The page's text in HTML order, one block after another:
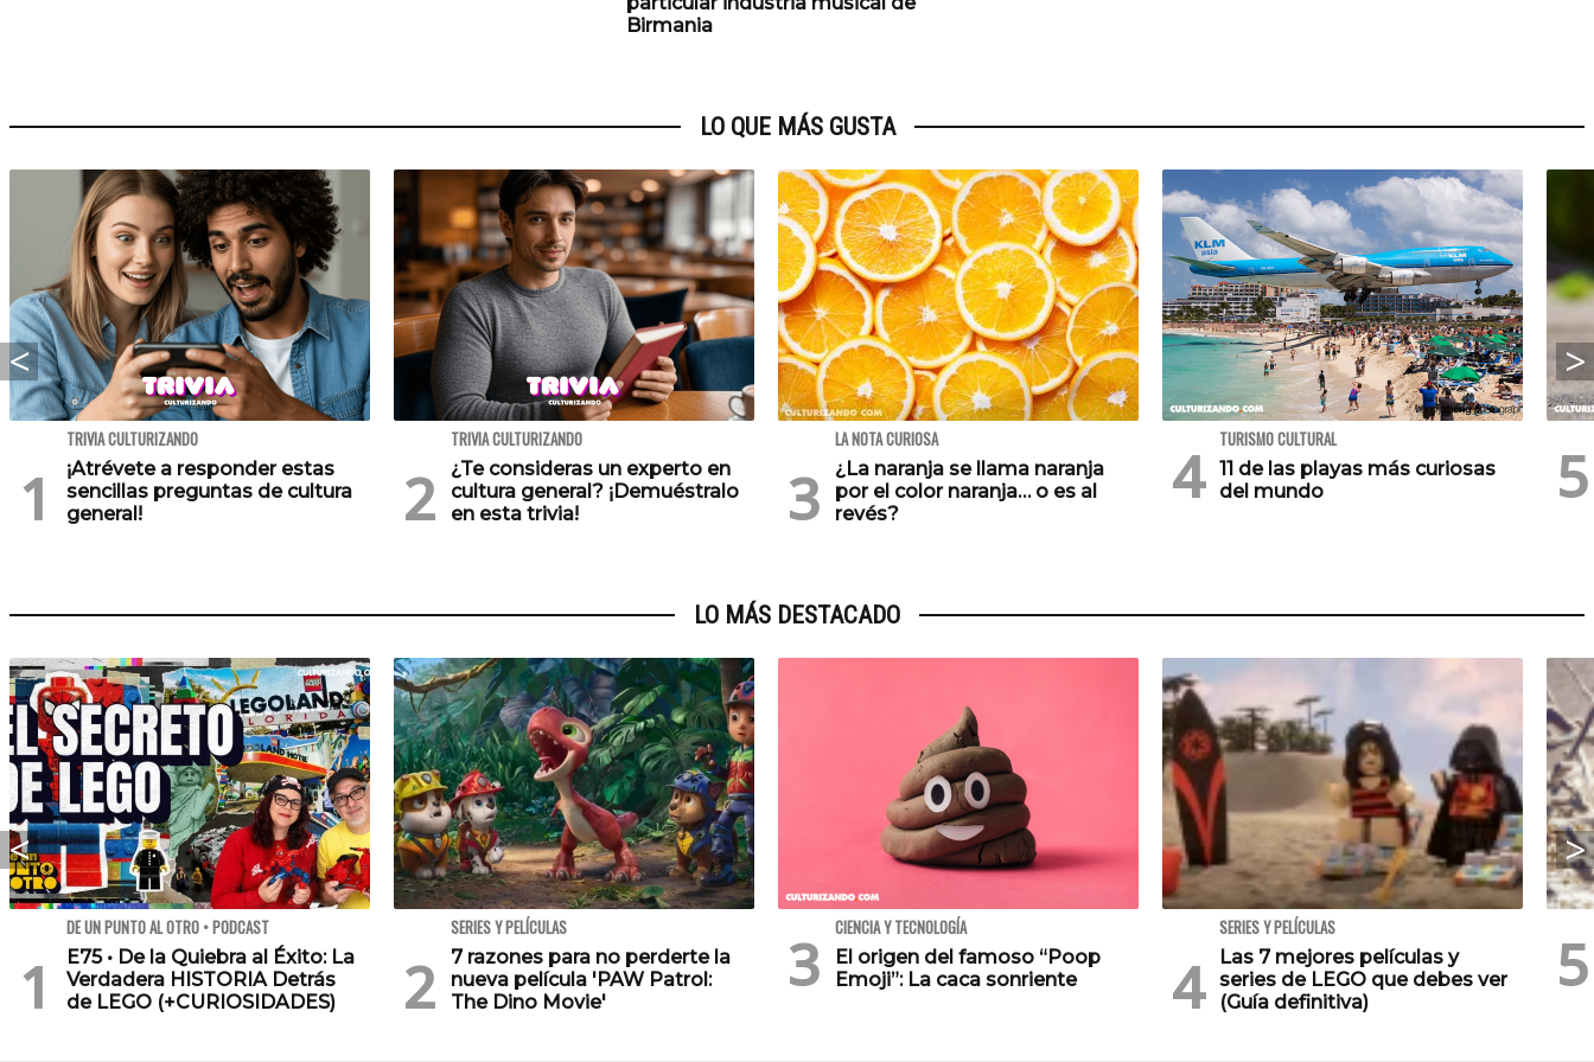
Birmania
LO QUE MÁS GUSTA
TRIVIA CULTURIZANDO
¡Atrévete a responder estas
sencillas preguntas de cultura
general!
TRIVIA CULTURIZANDO
¿Te consideras un experto en
cultura general? ¡Demuéstralo
en esta trivia!
LA NOTA CURIOSA
¿La naranja se llama naranja
por el color naranja… o es al
revés?
TURISMO CULTURAL
11 de las playas más curiosas
del mundo
LO MÁS DESTACADO
DE UN PUNTO AL OTRO • PODCAST
E75 • De la Quiebra al Éxito: La
Verdadera HISTORIA Detrás
de LEGO (+CURIOSIDADES)
SERIES Y PELÍCULAS
7 razones para no perderte la
nueva película 'PAW Patrol:
The Dino Movie'
CIENCIA Y TECNOLOGÍA
El origen del famoso “Poop
Emoji”: La caca sonriente
SERIES Y PELÍCULAS
Las 7 mejores películas y
series de LEGO que debes ver
(Guía definitiva)